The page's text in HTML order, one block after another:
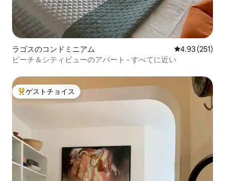
ラゴスのコンドミニアム レビュー251
4.93 (251)
ビーチ＆シティビューのアパート - すべてに近い
大好評のゲストチョイスです。
ゲストチョイス